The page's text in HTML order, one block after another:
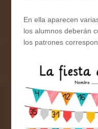
En ella aparecen
los alumnos deberán
los patrones